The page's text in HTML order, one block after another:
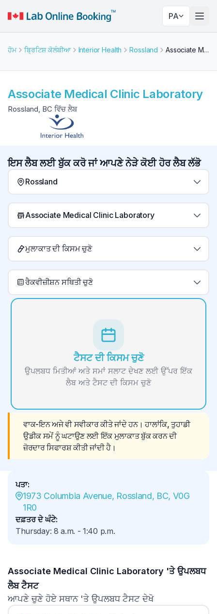
PA
ਹੋਮ ਬ੍ਰਿਟਿਸ਼ ਕੋਲੰਬੀਆ Interior Health Rossland Associate Medical Clinic Laboratory
Associate Medical Clinic Laboratory
Rossland, BC ਵਿੱਚ ਲੈਬ
ਇਸ ਲੈਬ ਲਈ ਬੁੱਕ ਕਰੋ ਜਾਂ ਆਪਣੇ ਨੇੜੇ ਕੋਈ ਹੋਰ ਲੈਬ ਲੱਭੋ
Rossland
Associate Medical Clinic Laboratory
ਮੁਲਾਕਾਤ ਦੀ ਕਿਸਮ ਚੁਣੋ
ਰੈਕਵੀਜ਼ੀਸ਼ਨ ਸਥਿਤੀ ਚੁਣੋ
ਟੈਸਟ ਦੀ ਕਿਸਮ ਚੁਣੋ
ਉਪਲਬਧ ਮਿਤੀਆਂ ਅਤੇ ਸਮਾਂ ਸਲਾਟ ਦੇਖਣ ਲਈ ਉੱਪਰ ਇੱਕ
ਲੈਬ ਅਤੇ ਟੈਸਟ ਦੀ ਕਿਸਮ ਚੁਣੋ
ਵਾਕ-ਇਨ ਅਜੇ ਵੀ ਸਵੀਕਾਰ ਕੀਤੇ ਜਾਂਦੇ ਹਨ। ਹਾਲਾਂਕਿ, ਤੁਹਾਡੀ
ਉਡੀਕ ਸਮੇਂ ਨੂੰ ਘਟਾਉਣ ਲਈ ਇੱਕ ਮੁਲਾਕਾਤ ਬੁੱਕ ਕਰਨ ਦੀ
ਜ਼ੋਰਦਾਰ ਸਿਫਾਰਸ਼ ਕੀਤੀ ਜਾਂਦੀ ਹੈ।
ਪਤਾ:
1973 Columbia Avenue, Rossland, BC, V0G
1R0
ਦਫ਼ਤਰ ਦੇ ਘੰਟੇ:
Thursday: 8 a.m. -1:40 p.m.
Associate Medical Clinic Laboratory 'ਤੇ ਉਪਲਬਧ
ਲੈਬ ਟੈਸਟ
ਆਪਣੇ ਚੁਣੇ ਹੋਏ ਸਥਾਨ 'ਤੇ ਉਪਲਬਧ ਟੈਸਟ ਦੇਖੋ